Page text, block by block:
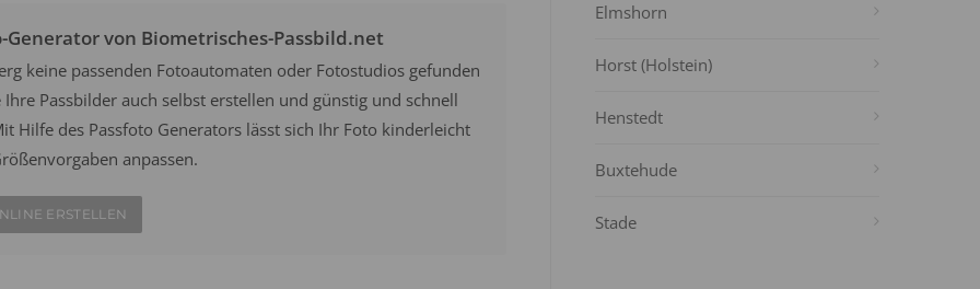
Generator von Biometrisches-Passbild.net
keine passenden Fotoautomaten oder Fotostudios gefunden
Ihre Passbilder auch selbst erstellen und günstig und schnell
Hilfe des Passfoto Generators lässt sich Ihr Foto kinderleicht
anpassen.
ERSTELLEN
Elmshorn
Horst (Holstein)
Henstedt
Buxtehude
Stade